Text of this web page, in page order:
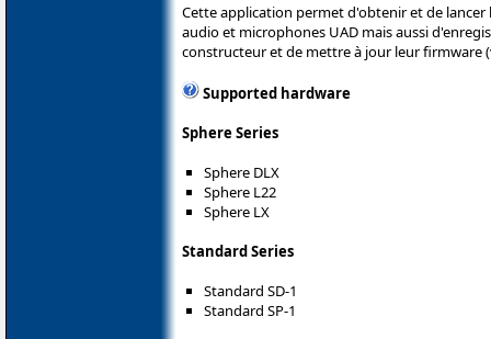
Cette application permet d'obtenir et de lancer
audio et microphones UAD mais aussi
constructeur et de mettre à jour leur firmware
Supported hardware
Sphere Series
Sphere DLX
Sphere L22
Sphere LX
Standard Series
Standard SD-1
Standard SP-1